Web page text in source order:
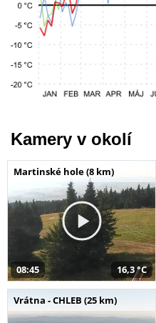
Kamery v okolí
Martinské hole (8 km)
08:45 16,3 °C
Vrátna - CHLEB (25 km)